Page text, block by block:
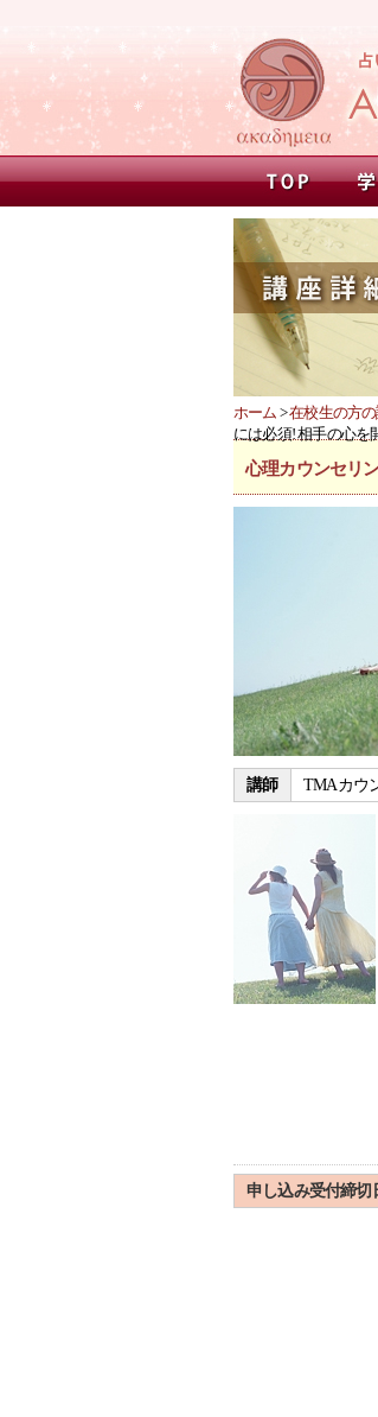
ホーム >在校生の方
には必須! 相手の心を
心理カウンセリ
講師 TMAカウ
申し込み受付締切